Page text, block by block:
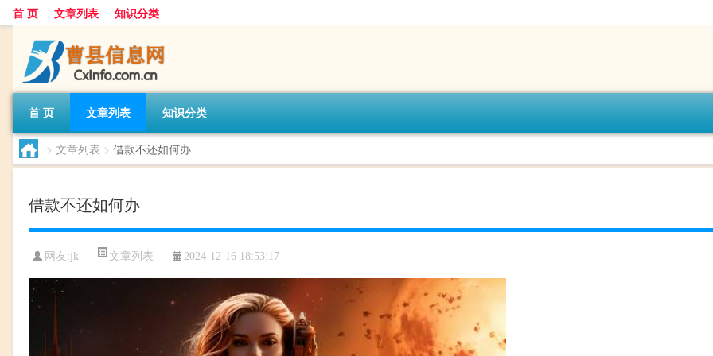
首 页 文章列表 知识分类
首 页 文章列表 知识分类
> 文章列表 > 借款不还如何办
借款不还如何办
网友:jk 文章列表 2024-12-16 18:53:17